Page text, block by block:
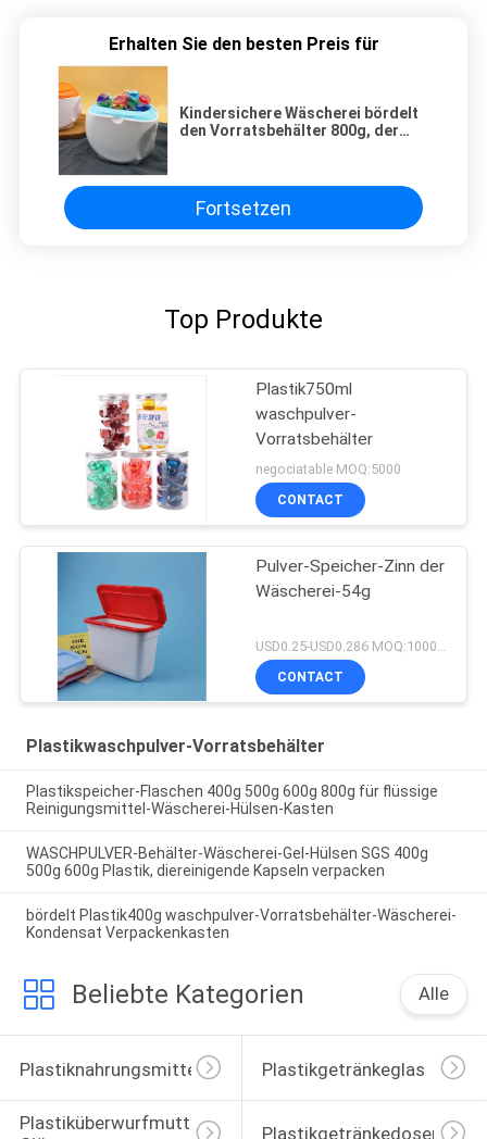
Erhalten Sie den besten Preis für
Kindersichere Wäscherei bördelt
den Vorratsbehälter 800g, der
Fortsetzen
Top Produkte
Plastik750ml
waschpulver-
Vorratsbehälter
negociatable MOQ:5000
CONTACT
Pulver-Speicher-Zinn der
Wäscherei-54g
CONTACT
Plastikwaschpulver-Vorratsbehälter
Plastikspeicher-Flaschen 400g 500g 600g 800g für flüssige
Reinigungsmittel-Wäscherei-Hülsen-Kasten
WASCHPULVER-Behälter-Wäscherei-Gel-Hülsen SGS 400g
500g 600g Plastik, diereinigende Kapseln verpacken
bördelt Plastik400g waschpulver-Vorratsbehälter-Wäscherei-
Kondensat Verpackenkasten
Beliebte Kategorien Alle
Plastiknahrungsmittelgläser Plastikgetränkeglas
Plastiküberwurfmutter-
Plastikgetränkedosen